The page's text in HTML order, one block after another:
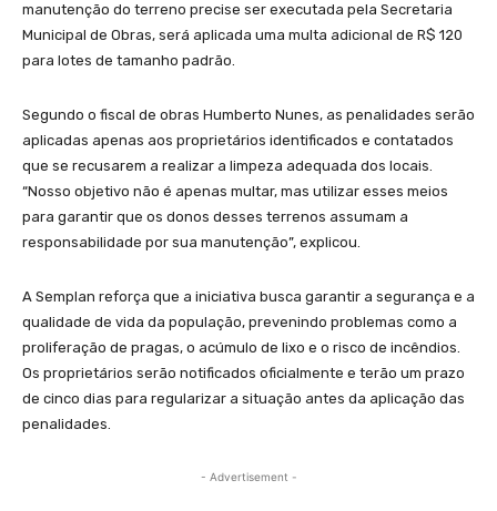
manutenção do terreno precise ser executada pela Secretaria
Municipal de Obras, será aplicada uma multa adicional de R$ 120
para lotes de tamanho padrão.
Segundo o fiscal de obras Humberto Nunes, as penalidades serão
aplicadas apenas aos proprietários identificados e contatados
que se recusarem a realizar a limpeza adequada dos locais.
“Nosso objetivo não é apenas multar, mas utilizar esses meios
para garantir que os donos desses terrenos assumam a
responsabilidade por sua manutenção”, explicou.
A Semplan reforça que a iniciativa busca garantir a segurança e a
qualidade de vida da população, prevenindo problemas como a
proliferação de pragas, o acúmulo de lixo e o risco de incêndios.
Os proprietários serão notificados oficialmente e terão um prazo
de cinco dias para regularizar a situação antes da aplicação das
penalidades.
- Advertisement -